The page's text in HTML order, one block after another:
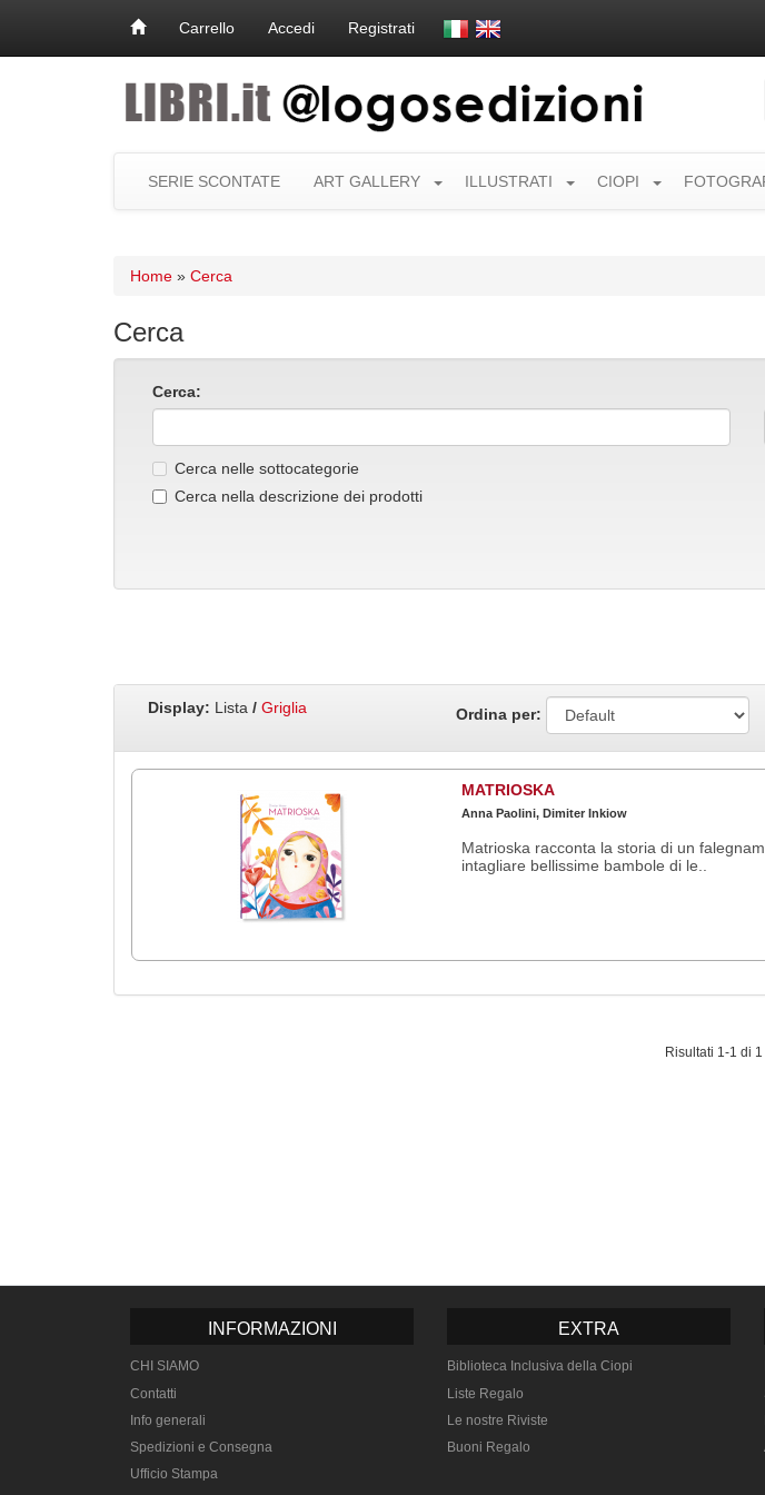
Carrello Accedi Registrati
SERIE SCONTATE ART GALLERY ILLUSTRATI CIOPI
Home » Cerca
Cerca
Cerca:
Cerca nelle sottocategorie
Cerca nella descrizione dei prodotti
Display: Lista / Griglia Ordina per:
MATRIOSKA
Anna Paolini, Dimiter Inkiow
Matrioska racconta la storia di un
intagliare bellissime bambole di le..
Risultati 1-1 di
INFORMAZIONI
CHI SIAMO
Contatti
Info generali
Spedizioni e Consegna
Ufficio Stampa
EXTRA
Biblioteca Inclusiva della Ciopi
Liste Regalo
Le nostre Riviste
Buoni Regalo